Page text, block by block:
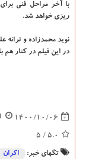
با آخر مراحل فنی
ریزی خواهد شد.
نوید محمدزاده و ترانه
در این فیلم در کنار هم
1400/10/06
5.0
/ 5
تگهای خبر: اكران